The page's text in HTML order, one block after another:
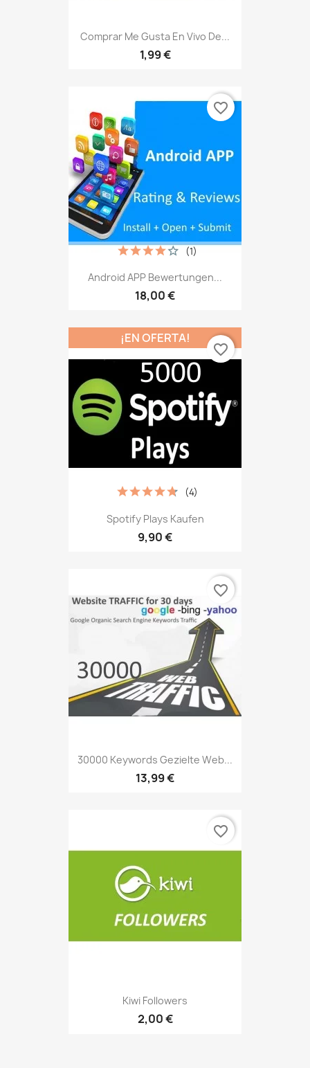
Comprar Me Gusta En Vivo De...
1,99 €
Android APP Bewertungen...
18,00 €
(1)
favorite_border
Spotify Plays Kaufen
9,90 €
(4)
¡EN OFERTA!
favorite_border
30000 Keywords Gezielte Web...
13,99 €
favorite_border
Kiwi Followers
2,00 €
favorite_border